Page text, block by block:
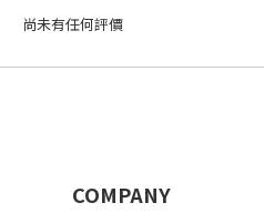
尚未有任何評價
COMPANY